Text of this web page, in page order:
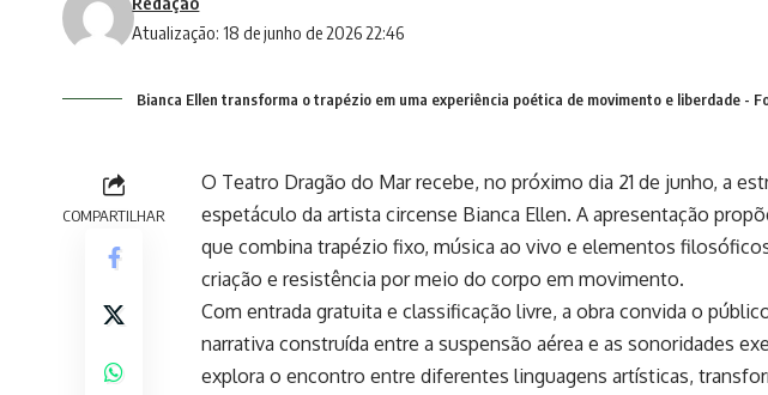
Atualização: 18 de junho de 2026 22:46
Bianca Ellen transforma o trapézio em uma experiência poética de movimento e liberdade -
COMPARTILHAR
O Teatro Dragão do Mar recebe, no próximo dia 21 de junho, a
espetáculo da artista circense Bianca Ellen. A apresentação
que combina trapézio fixo, música ao vivo e elementos
criação e resistência por meio do corpo em movimento.
Com entrada gratuita e classificação livre, a obra convida o
narrativa construída entre a suspensão aérea e as sonoridades
explora o encontro entre diferentes linguagens artísticas,